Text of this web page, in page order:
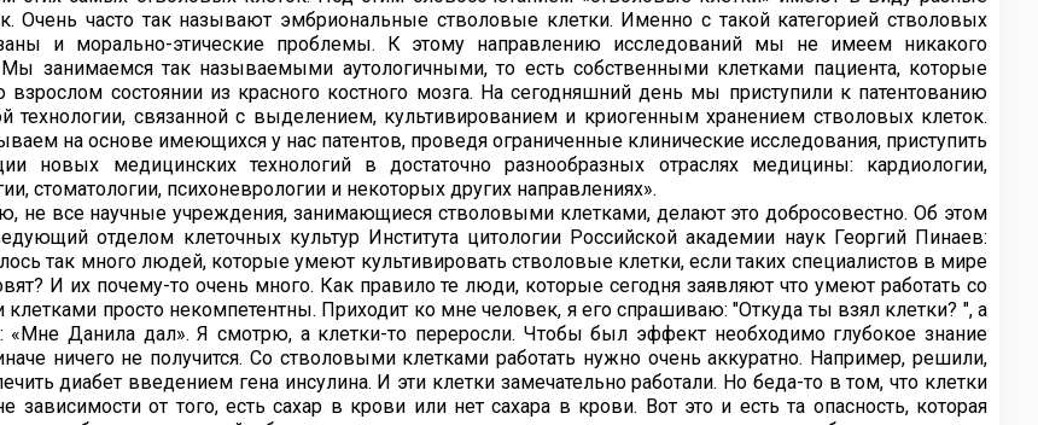
Очень часто так называют эмбриональные стволовые клетки. Именно с такой категорией стволовых
и морально-этические проблемы. К этому направлению исследований мы не имеем никакого
занимаемся так называемыми аутологичными, то есть собственными клетками пациента, которые
взрослом состоянии из красного костного мозга. На сегодняшний день мы приступили к патентованию
технологии, связанной с выделением, культивированием и криогенным хранением стволовых клеток.
на основе имеющихся у нас патентов, проведя ограниченные клинические исследования, приступить
новых медицинских технологий в достаточно разнообразных отраслях медицины: кардиологии,
стоматологии, психоневрологии и некоторых других направлениях».
не все научные учреждения, занимающиеся стволовыми клетками, делают это добросовестно. Об этом
отделом клеточных культур Института цитологии Российской академии наук Георгий Пинаев:
так много людей, которые умеют культивировать стволовые клетки, если таких специалистов в мире
И их почему-то очень много. Как правило те люди, которые сегодня заявляют что умеют работать со
просто некомпетентны. Приходит ко мне человек, я его спрашиваю: "Откуда ты взял клетки? ", а
«Мне Данила дал». Я смотрю, а клетки-то переросли. Чтобы был эффект необходимо глубокое знание
ничего не получится. Со стволовыми клетками работать нужно очень аккуратно. Например, решили,
диабет введением гена инсулина. И эти клетки замечательно работали. Но беда-то в том, что клетки
зависимости от того, есть сахар в крови или нет сахара в крови. Вот это и есть та опасность, которая